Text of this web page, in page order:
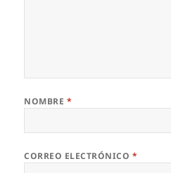
NOMBRE *
CORREO ELECTRÓNICO *